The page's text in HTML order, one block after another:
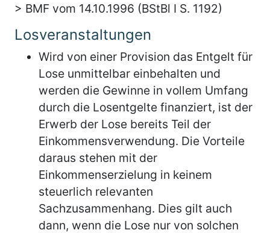
> BMF vom 14.10.1996 (BStBl I S. 1192)
Losveranstaltungen
Wird von einer Provision das Entgelt für
Lose unmittelbar einbehalten und
werden die Gewinne in vollem Umfang
durch die Losentgelte finanziert, ist der
Erwerb der Lose bereits Teil der
Einkommensverwendung. Die Vorteile
daraus stehen mit der
Einkommenserzielung in keinem
steuerlich relevanten
Sachzusammenhang. Dies gilt auch
dann, wenn die Lose nur von solchen